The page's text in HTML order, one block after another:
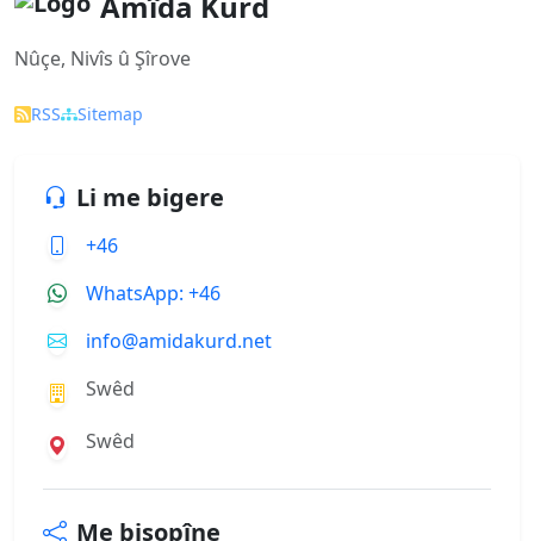
Nûçe, Nivîs û Şîrove
RSS Sitemap
Li me bigere
+46
WhatsApp: +46
info@amidakurd.net
Swêd
Swêd
Me bişopîne